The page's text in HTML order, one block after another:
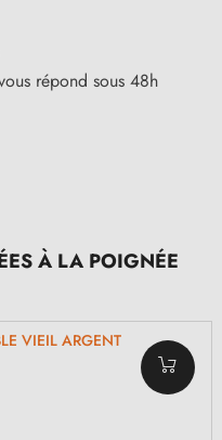
répond sous 48h
À LA POIGNÉE
VIEIL ARGENT